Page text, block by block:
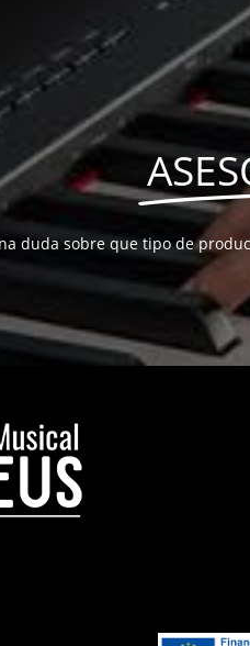
duda sobre que tipo de